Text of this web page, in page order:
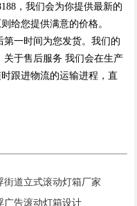
，我们会为你提供最新的
给您提供满意的价格。
一时间为您发货。我们的
于售后服务 我们会在生产
跟进物流的运输进程，直
街道立式滚动灯箱厂家
广告滚动灯箱设计